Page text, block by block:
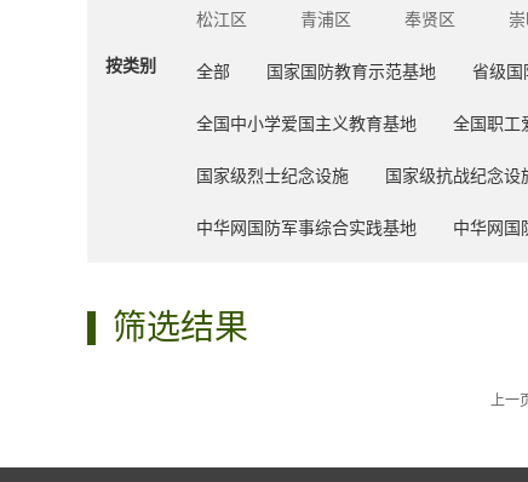
松江区 青浦区 奉贤区
按类别 全部 国家国防教育示范基地 省级国
全国中小学爱国主义教育基地 全国职工
国家级烈士纪念设施 国家级抗战纪念设
中华网国防军事综合实践基地 中华网国
筛选结果
上一